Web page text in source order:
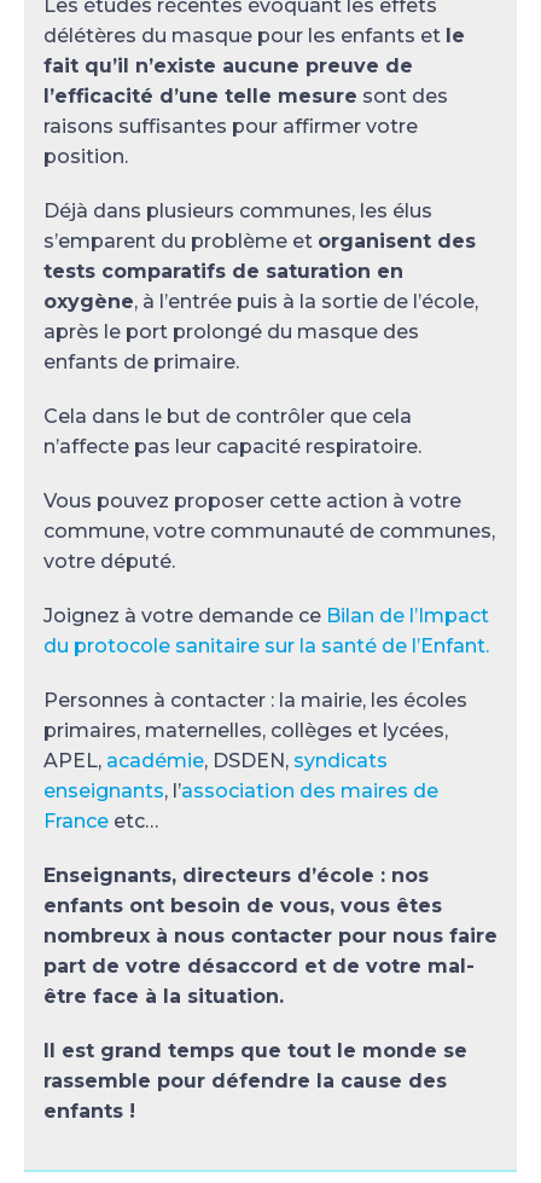
Les études récentes évoquant les effets
délétères du masque pour les enfants et le
fait qu’il n’existe aucune preuve de
l’efficacité d’une telle mesure sont des
raisons suffisantes pour affirmer votre
position.
Déjà dans plusieurs communes, les élus
s’emparent du problème et organisent des
tests comparatifs de saturation en
oxygène, à l’entrée puis à la sortie de l’école,
après le port prolongé du masque des
enfants de primaire.
Cela dans le but de contrôler que cela
n’affecte pas leur capacité respiratoire.
Vous pouvez proposer cette action à votre
commune, votre communauté de communes,
votre député.
Joignez à votre demande ce Bilan de l’Impact
du protocole sanitaire sur la santé de l’Enfant.
Personnes à contacter : la mairie, les écoles
primaires, maternelles, collèges et lycées,
APEL, académie, DSDEN, syndicats
enseignants, l’association des maires de
France etc…
Enseignants, directeurs d’école : nos
enfants ont besoin de vous, vous êtes
nombreux à nous contacter pour nous faire
part de votre désaccord et de votre mal-
être face à la situation.
Il est grand temps que tout le monde se
rassemble pour défendre la cause des
enfants !